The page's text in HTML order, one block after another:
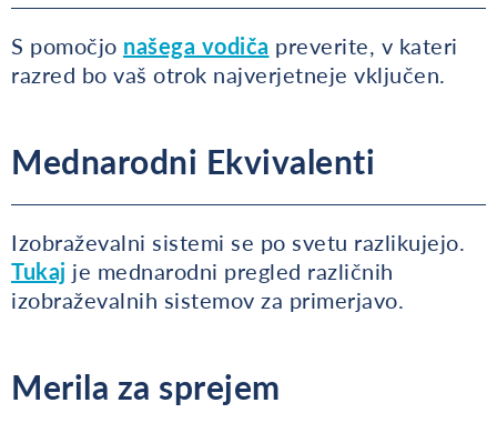
S pomočjo našega vodiča preverite, v kateri
razred bo vaš otrok najverjetneje vključen.
Mednarodni Ekvivalenti
Izobraževalni sistemi se po svetu razlikujejo.
Tukaj je mednarodni pregled različnih
izobraževalnih sistemov za primerjavo.
Merila za sprejem